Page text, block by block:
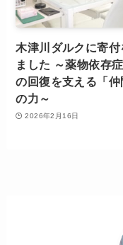
木津川ダルクに寄付
ました ～薬物依存
の回復を支える「仲
の力～
2026年2月16日